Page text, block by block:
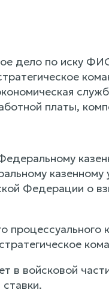
дело по иску
платы,
Федерации о
в войсковой